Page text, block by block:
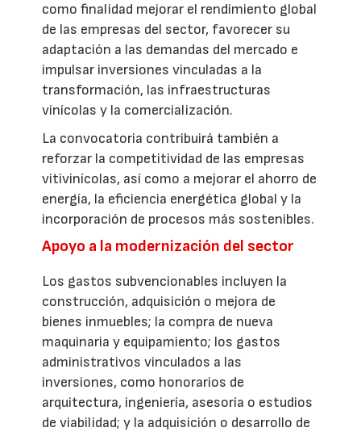
como finalidad mejorar el rendimiento global
de las empresas del sector, favorecer su
adaptación a las demandas del mercado e
impulsar inversiones vinculadas a la
transformación, las infraestructuras
vinícolas y la comercialización.
La convocatoria contribuirá también a
reforzar la competitividad de las empresas
vitivinícolas, así como a mejorar el ahorro de
energía, la eficiencia energética global y la
incorporación de procesos más sostenibles.
Apoyo a la modernización del sector
Los gastos subvencionables incluyen la
construcción, adquisición o mejora de
bienes inmuebles; la compra de nueva
maquinaria y equipamiento; los gastos
administrativos vinculados a las
inversiones, como honorarios de
arquitectura, ingeniería, asesoría o estudios
de viabilidad; y la adquisición o desarrollo de